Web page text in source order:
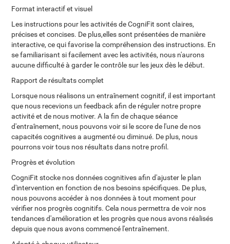
Format interactif et visuel
Les instructions pour les activités de CogniFit sont claires,
précises et concises. De plus,elles sont présentées de manière
interactive, ce qui favorise la compréhension des instructions. En
se familiarisant si facilement avec les activités, nous n'aurons
aucune difficulté à garder le contrôle sur les jeux dès le début.
Rapport de résultats complet
Lorsque nous réalisons un entraînement cognitif, il est important
que nous recevions un feedback afin de réguler notre propre
activité et de nous motiver. A la fin de chaque séance
d'entraînement, nous pouvons voir si le score de l'une de nos
capacités cognitives a augmenté ou diminué. De plus, nous
pourrons voir tous nos résultats dans notre profil.
Progrès et évolution
CogniFit stocke nos données cognitives afin d'ajuster le plan
d'intervention en fonction de nos besoins spécifiques. De plus,
nous pouvons accéder à nos données à tout moment pour
vérifier nos progrès cognitifs. Cela nous permettra de voir nos
tendances d'amélioration et les progrès que nous avons réalisés
depuis que nous avons commencé l'entraînement.